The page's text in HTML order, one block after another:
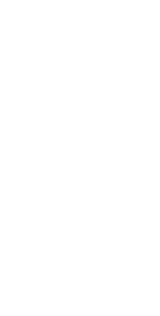
させていただ
了承ください。
き作成されるも
ようお願いしま
です。
ありません。
ず変更すること
1000ppm以下、
下、フタル酸ジブチ
ない年数を意
貨物等」とい
可)を取得する
要な手段を講じ
ムロン制御